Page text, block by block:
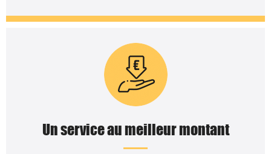
Un service au meilleur montant